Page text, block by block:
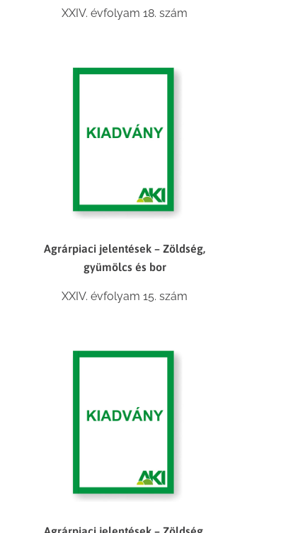
XXIV. évfolyam 18. szám
Agrárpiaci jelentések – Zöldség,
gyümölcs és bor
XXIV. évfolyam 15. szám